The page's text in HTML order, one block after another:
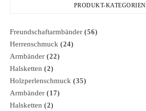
PRODUKT-KATEGORIEN
Freundschaftarmbänder (56)
Herrenschmuck (24)
Armbänder (22)
Halsketten (2)
Holzperlenschmuck (35)
Armbänder (17)
Halsketten (2)